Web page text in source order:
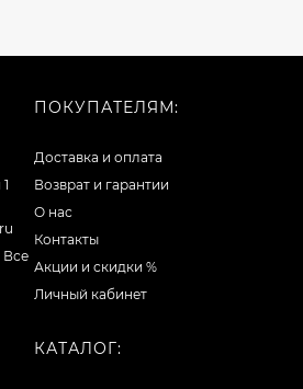
Все
ПОКУПАТЕЛЯМ:
Доставка и оплата
Возврат и гарантии
О нас
Контакты
Акции и скидки %
Личный кабинет
КАТАЛОГ: